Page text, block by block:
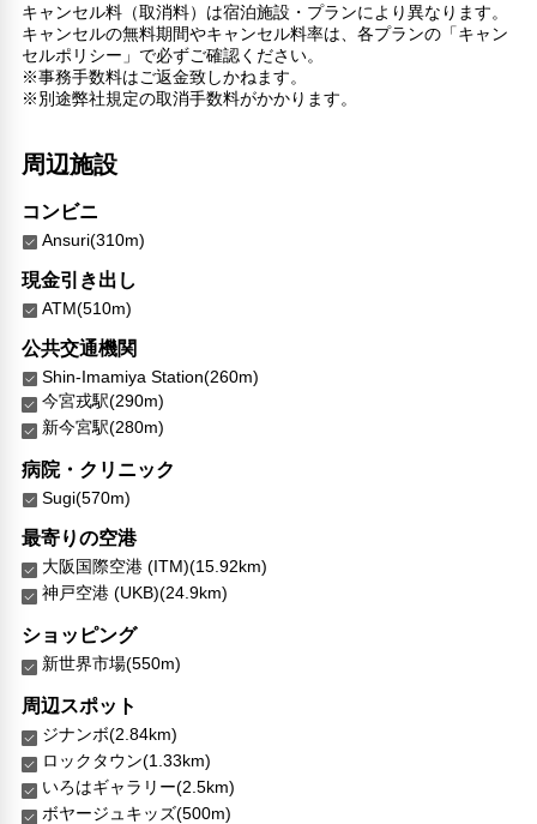
洗濯機
キャンセル料（取消料）は宿泊施設・プランにより異なります。
キャンセルの無料期間やキャンセル料率は、各プランの「キャン
セルポリシー」で必ずご確認ください。
※事務手数料はご返金致しかねます。
※別途弊社規定の取消手数料がかかります。
周辺施設
コンビニ
Ansuri(310m)
現金引き出し
ATM(510m)
公共交通機関
Shin-Imamiya Station(260m)
今宮戎駅(290m)
新今宮駅(280m)
病院・クリニック
Sugi(570m)
最寄りの空港
大阪国際空港 (ITM)(15.92km)
神戸空港 (UKB)(24.9km)
ショッピング
新世界市場(550m)
周辺スポット
ジナンボ(2.84km)
ロックタウン(1.33km)
いろはギャラリー(2.5km)
ボヤージュキッズ(500m)